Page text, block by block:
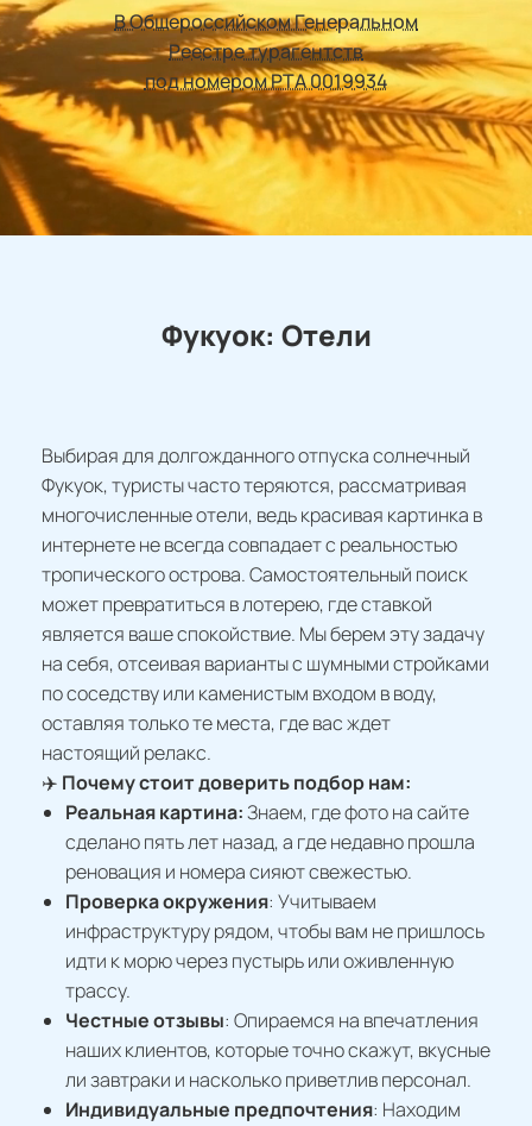
В Общероссийском Генеральном
Реестре турагентств
под номером РТА 0019934
Фукуок: Отели
Выбирая для долгожданного отпуска солнечный
Фукуок, туристы часто теряются, рассматривая
многочисленные отели, ведь красивая картинка в
интернете не всегда совпадает с реальностью
тропического острова. Самостоятельный поиск
может превратиться в лотерею, где ставкой
является ваше спокойствие. Мы берем эту задачу
на себя, отсеивая варианты с шумными стройками
по соседству или каменистым входом в воду,
оставляя только те места, где вас ждет
настоящий релакс.
✈️ Почему стоит доверить подбор нам:
Реальная картина:Знаем, где фото на сайте
сделано пять лет назад, а где недавно прошла
реновация и номера сияют свежестью.
Проверка окружения: Учитываем
инфраструктуру рядом, чтобы вам не пришлось
идти к морю через пустырь или оживленную
трассу.
Честные отзывы: Опираемся на впечатления
наших клиентов, которые точно скажут, вкусные
ли завтраки и насколько приветлив персонал.
Индивидуальные предпочтения: Находим